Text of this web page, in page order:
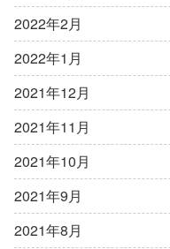
2022年2月
2022年1月
2021年12月
2021年11月
2021年10月
2021年9月
2021年8月